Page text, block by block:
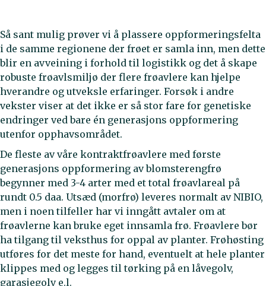
Så sant mulig prøver vi å plassere oppformeringsfelta
i de samme regionene der frøet er samla inn, men dette
blir en avveining i forhold til logistikk og det å skape
robuste frøavlsmiljø der flere frøavlere kan hjelpe
hverandre og utveksle erfaringer. Forsøk i andre
vekster viser at det ikke er så stor fare for genetiske
endringer ved bare én generasjons oppformering
utenfor opphavsområdet.
De fleste av våre kontraktfrøavlere med første
generasjons oppformering av blomsterengfrø
begynner med 3-4 arter med et total frøavlareal på
rundt 0.5 daa. Utsæd (morfrø) leveres normalt av NIBIO,
men i noen tilfeller har vi inngått avtaler om at
frøavlerne kan bruke eget innsamla frø. Frøavlere bør
ha tilgang til veksthus for oppal av planter. Frøhøsting
utføres for det meste for hand, eventuelt at hele planter
klippes med og legges til tørking på en låvegolv,
garasjegolv e.l.